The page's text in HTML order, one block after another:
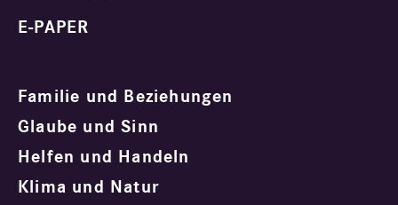
E-PAPER
Familie und Beziehungen
Glaube und Sinn
Helfen und Handeln
Klima und Natur